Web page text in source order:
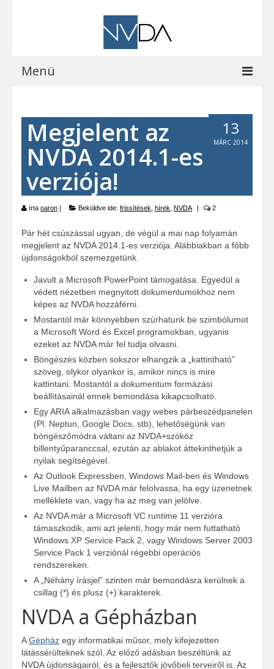
Menü
A programról
Letöltések
Vocalizer vásárlás
Blog
EOCast
Elérhetőségeink
13
MÁRC 2014
Megjelent az
NVDA 2014.1-es
verziója!
írta oaron | Beküldve ide: frissítések hírek NVDA | 2
Pár hét csúszással ugyan, de végül a mai nap folyamán
megjelent az NVDA 2014.1-es verziója. Alábbiakban a főbb
újdonságokból szemezgetünk.
Javult a Microsoft PowerPoint támogatása. Egyedül a
védett nézetben megnyitott dokumentumokhoz nem
képes az NVDA hozzáférni.
Mostantól már könnyebben szúrhatunk be szimbólumot
a Microsoft Word és Excel programokban, ugyanis
ezeket az NVDA már fel tudja olvasni.
Böngészés közben sokszor elhangzik a „kattintható”
szöveg, olykor olyankor is, amikor nincs is mire
kattintani. Mostantól a dokumentum formázási
beállításainál ennek bemondása kikapcsolható.
Egy ARIA alkalmazásban vagy webes párbeszédpanelen
(Pl. Neptun, Google Docs, stb), lehetőségünk van
böngészőmódra váltani az NVDA+szóköz
billentyűparanccsal, ezután az ablakot áttekinthetjük a
nyilak segítségével.
Az Outlook Expressben, Windows Mail-ben és Windows
Live Mailben az NVDA már felolvassa, ha egy üzenetnek
melléklete van, vagy ha az meg van jelölve.
Az NVDA már a Microsoft VC runtime 11 verzióra
támaszkodik, ami azt jelenti, hogy már nem futtatható
Windows XP Service Pack 2, vagy Windows Server 2003
Service Pack 1 verziónál régebbi operációs
rendszereken.
A „Néhány írásjel” szinten már bemondásra kerülnek a
csillag (*) és plusz (+) karakterek.
NVDA a Gépházban
AGépház egy informatikai műsor, mely kifejezetten
látássérülteknek szól. Az előző adásban beszéltünk az
NVDA újdonságairól, és a fejlesztők jövőbeli terveiről is. Az